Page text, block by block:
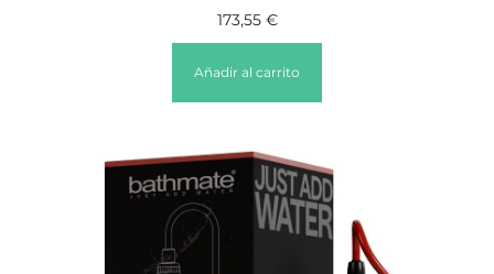
173,55 €
Añadir al carrito